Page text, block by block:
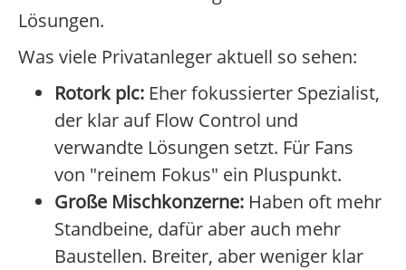
Lösungen.
Was viele Privatanleger aktuell so sehen:
Rotork plc: Eher fokussierter Spezialist,
der klar auf Flow Control und
verwandte Lösungen setzt. Für Fans
von "reinem Fokus" ein Pluspunkt.
Große Mischkonzerne: Haben oft mehr
Standbeine, dafür aber auch mehr
Baustellen. Breiter, aber weniger klar